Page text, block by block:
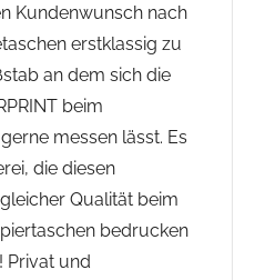
Kundenwunsch nach
erstklassig zu
an dem sich die
beim
messen lässt. Es
die diesen
Qualität beim
bedrucken
Privat und